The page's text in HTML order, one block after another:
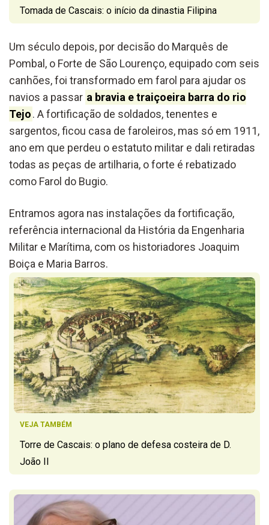
Tomada de Cascais: o início da dinastia Filipina
Um século depois, por decisão do Marquês de
Pombal, o Forte de São Lourenço, equipado com seis
canhões, foi transformado em farol para ajudar os
navios a passar a bravia e traiçoeira barra do rio
Tejo. A fortificação de soldados, tenentes e
sargentos, ficou casa de faroleiros, mas só em 1911,
ano em que perdeu o estatuto militar e dali retiradas
todas as peças de artilharia, o forte é rebatizado
como Farol do Bugio.
Entramos agora nas instalações da fortificação,
referência internacional da História da Engenharia
Militar e Marítima, com os historiadores Joaquim
Boiça e Maria Barros.
VEJA TAMBÉM
Torre de Cascais: o plano de defesa costeira de D.
João II